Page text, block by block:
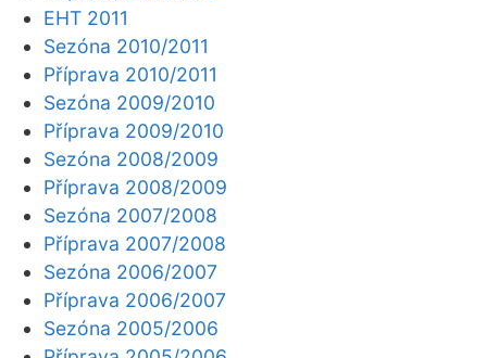
EHT 2011
Sezóna 2010/2011
Příprava 2010/2011
Sezóna 2009/2010
Příprava 2009/2010
Sezóna 2008/2009
Příprava 2008/2009
Sezóna 2007/2008
Příprava 2007/2008
Sezóna 2006/2007
Příprava 2006/2007
Sezóna 2005/2006